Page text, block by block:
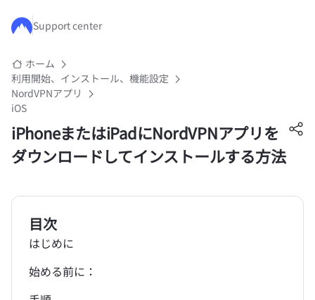
メインコンテンツにスキップ
Support center
ホーム
利用開始、インストール、機能設定
NordVPNアプリ
iOS
iPhoneまたはiPadにNordVPNアプリを
ダウンロードしてインストールする方法
目次
はじめに
始める前に：